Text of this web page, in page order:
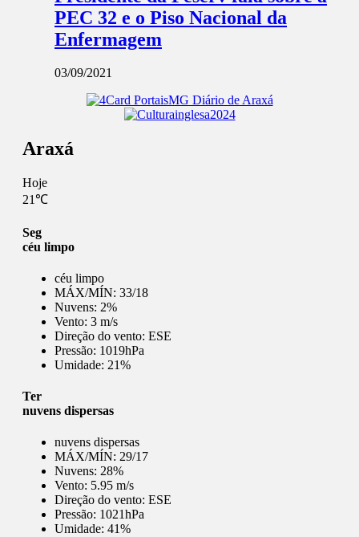
PEC 32 e o Piso Nacional da
Enfermagem
03/09/2021
Araxá
Hoje
21℃
Seg
céu limpo
céu limpo
MÁX/MÍN: 33/18
Nuvens: 2%
Vento: 3 m/s
Direção do vento: ESE
Pressão: 1019hPa
Umidade: 21%
Ter
nuvens dispersas
nuvens dispersas
MÁX/MÍN: 29/17
Nuvens: 28%
Vento: 5.95 m/s
Direção do vento: ESE
Pressão: 1021hPa
Umidade: 41%